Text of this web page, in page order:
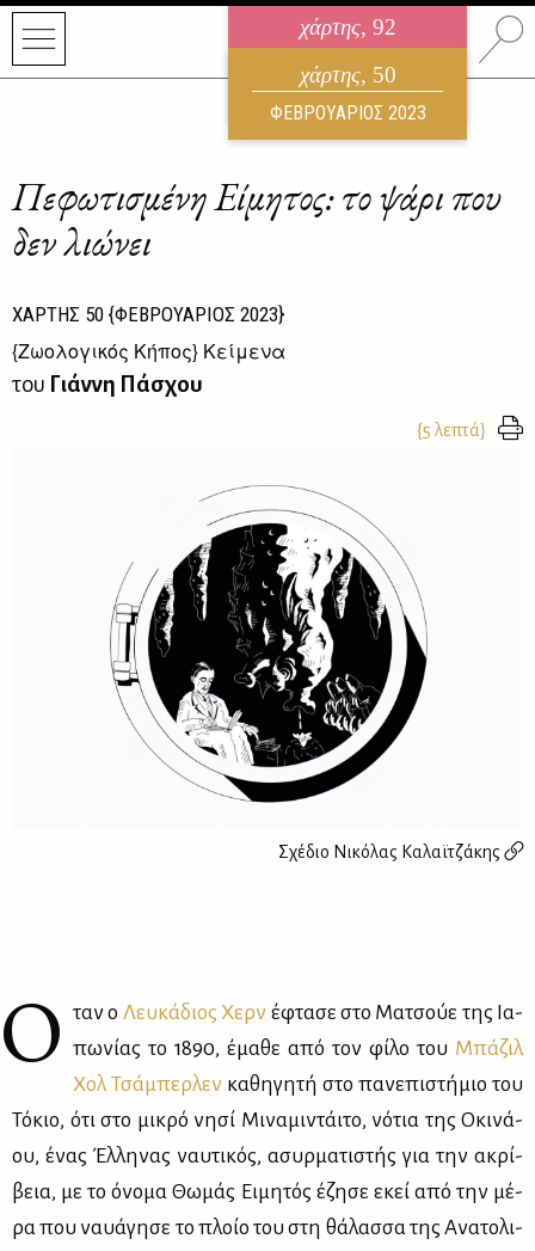
χάρτης, 92
ηλεκτρονικό περιοδικό
ΑΥΓΟΥΣΤΟΣ 2026
χάρτης, 50
ΦΕΒΡΟΥΑΡΙΟΣ 2023
Πεφωτισμένη Είμητος: το ψάρι που
δεν λιώνει
ΧΑΡΤΗΣ 50 {ΦΕΒΡΟΥΑΡΙΟΣ 2023}
{Ζωολογικός Κήπος} Κείμενα
του Γιάννη Πάσχου
{5 λεπτά}
Σχέδιο Νικόλας Καλαϊτζάκης
Ό ταν ο Λευ­κά­διος Χερν έφτα­σε στο Μα­τσούε της Ια­
πω­νί­ας το 1890, έμα­θε από τον φί­λο του Μπά­ζιλ
Χολ Τσά­μπερ­λεν κα­θη­γη­τή στο πα­νε­πι­στή­μιο του
Τό­κιο, ότι στο μι­κρό νη­σί Μι­να­μι­ντάι­το, νό­τια της Οκι­νά­
ου, ένας Έλ­λη­νας ναυ­τι­κός, ασυρ­μα­τι­στής για την ακρί­
βεια, με το όνο­μα Θω­μάς Ει­μη­τός έζη­σε εκεί από την μέ­
ρα που ναυά­γη­σε το πλοίο του στη θά­λασ­σα της Ανα­το­λι­